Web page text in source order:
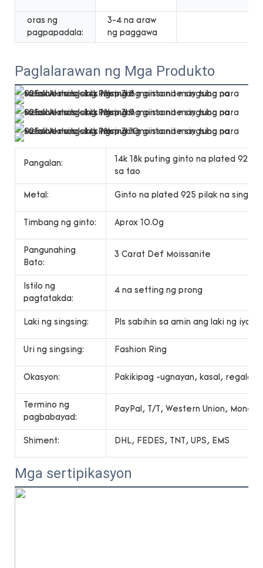
oras ng
pagpapadala:
3-4 na araw
ng paggawa
Paglalarawan ng Mga Produkto
Pangalan:
14k 18k puting ginto na plated
sa tao
Metal: Ginto na plated 925 pilak na
Timbang ng ginto: Aprox 10.0g
Pangunahing
Bato:
3 Carat Def Moissanite
Istilo ng
pagtatakda:
4 na setting ng prong
Laki ng singsing: Pls sabihin sa amin ang laki ng iyong
Uri ng singsing: Fashion Ring
Okasyon: Pakikipag -ugnayan, kasal, regalo,
Termino ng
pagbabayad:
PayPal, T/T, Western Union,
Shiment: DHL, FEDES, TNT, UPS, EMS
Mga sertipikasyon